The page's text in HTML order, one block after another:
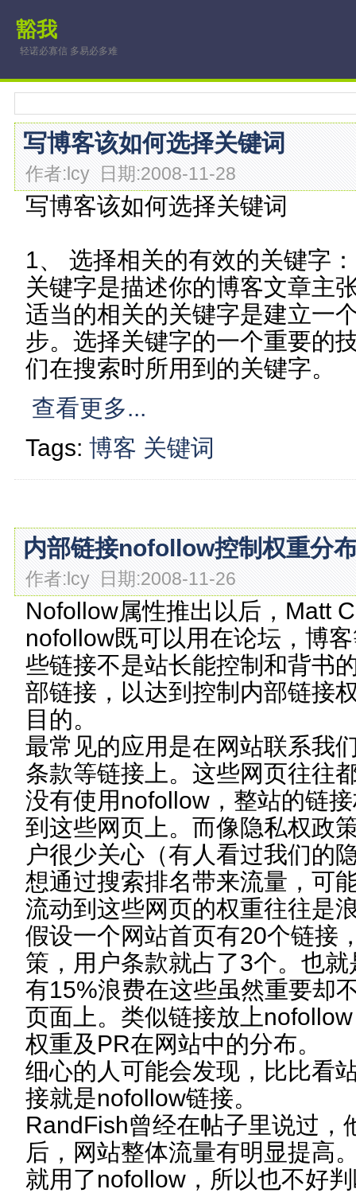
豁我
轻诺必寡信 多易必多难
写博客该如何选择关键词
作者:lcy 日期:2008-11-28
写博客该如何选择关键词
1、 选择相关的有效的关键字：
关键字是描述你的博客文章主
适当的相关的关键字是建立一
步。选择关键字的一个重要的
们在搜索时所用到的关键字。
查看更多...
Tags:博客 关键词
内部链接nofollow控制权重分
作者:lcy 日期:2008-11-26
Nofollow属性推出以后，Matt
nofollow既可以用在论坛，博
些链接不是站长能控制和背书
部链接，以达到控制内部链接
目的。
最常见的应用是在网站联系我
条款等链接上。这些网页往往
没有使用nofollow，整站的链
到这些网页上。而像隐私权政
户很少关心（有人看过我们的
想通过搜索排名带来流量，可
流动到这些网页的权重往往是
假设一个网站首页有20个链接
策，用户条款就占了3个。也
有15%浪费在这些虽然重要却
页面上。类似链接放上
权重及PR在网站中的分布。
细心的人可能会发现，比比看
接就是nofollow链接。
RandFish曾经在帖子里说过，
后，网站整体流量有明显提高
就用了nofollow，所以也不好